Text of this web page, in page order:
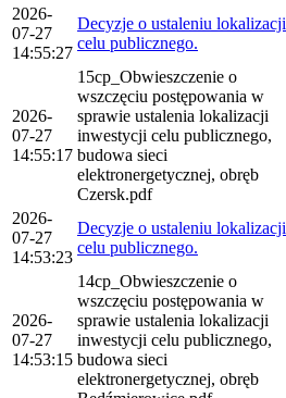
2026-
07-27
14:55:27
Decyzje o ustaleniu lokalizacji
celu publicznego.
2026-
07-27
14:55:17
15cp_Obwieszczenie o
wszczęciu postępowania w
sprawie ustalenia lokalizacji
inwestycji celu publicznego,
budowa sieci
elektronergetycznej, obręb
Czersk.pdf
2026-
07-27
14:53:23
Decyzje o ustaleniu lokalizacji
celu publicznego.
2026-
07-27
14:53:15
14cp_Obwieszczenie o
wszczęciu postępowania w
sprawie ustalenia lokalizacji
inwestycji celu publicznego,
budowa sieci
elektronergetycznej, obręb